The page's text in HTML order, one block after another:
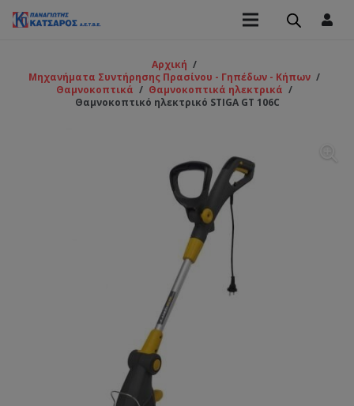
Αρχική /
Μηχανήματα Συντήρησης Πρασίνου - Γηπέδων - Κήπων /
Θαμνοκοπτικά / Θαμνοκοπτικά ηλεκτρικά /
Θαμνοκοπτικό ηλεκτρικό STIGA GT 106C